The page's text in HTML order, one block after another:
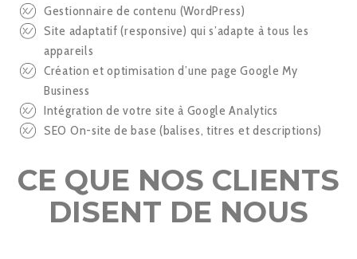
Gestionnaire de contenu (WordPress)
Site adaptatif (responsive) qui s’adapte à tous les
appareils
Création et optimisation d’une page Google My
Business
Intégration de votre site à Google Analytics
SEO On-site de base (balises, titres et descriptions)
CE QUE NOS CLIENTS
DISENT DE NOUS